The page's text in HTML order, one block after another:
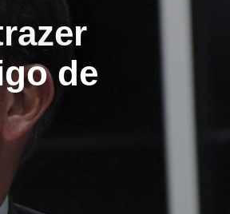
de